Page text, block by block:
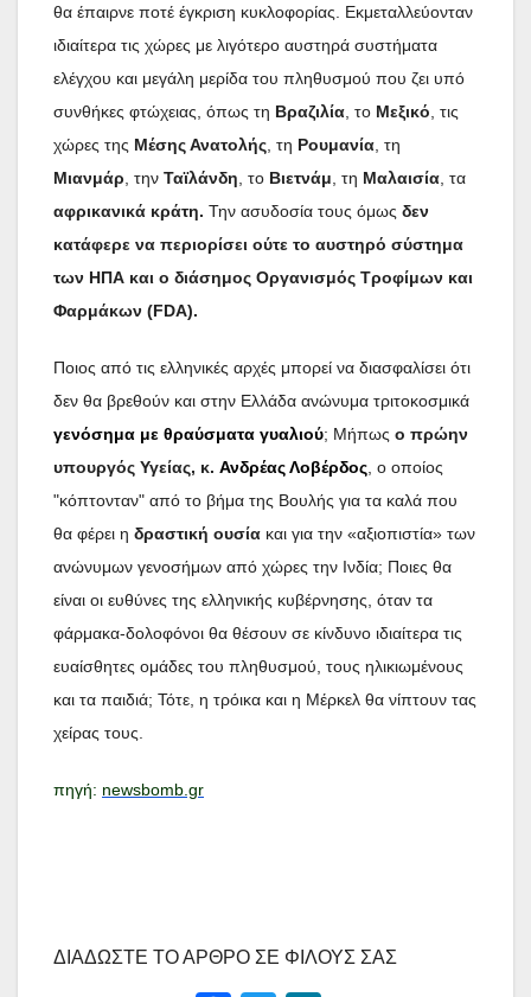
θα έπαιρνε ποτέ έγκριση κυκλοφορίας. Εκμεταλλεύονταν
ιδιαίτερα τις χώρες με λιγότερο αυστηρά συστήματα
ελέγχου και μεγάλη μερίδα του πληθυσμού που ζει υπό
συνθήκες φτώχειας, όπως τη Βραζιλία , το Μεξικό , τις
χώρες της Μέσης Ανατολής , τη Ρουμανία , τη
Μιανμάρ , την Ταϊλάνδη , το Βιετνάμ , τη Μαλαισία , τα
αφρικανικά κράτη. Την ασυδοσία τους όμως δεν
κατάφερε να περιορίσει ούτε το αυστηρό σύστημα
των ΗΠΑ και ο διάσημος Οργανισμός Τροφίμων και
Φαρμάκων (FDA).
Ποιος από τις ελληνικές αρχές μπορεί να διασφαλίσει ότι
δεν θα βρεθούν και στην Ελλάδα ανώνυμα τριτοκοσμικά
γενόσημα με θραύσματα γυαλιού; Μήπως ο πρώην
υπουργός Υγείας, κ. Ανδρέας Λοβέρδος , ο οποίος
"κόπτονταν" από το βήμα της Βουλής για τα καλά που
θα φέρει η δραστική ουσία και για την «αξιοπιστία» των
ανώνυμων γενοσήμων από χώρες την Ινδία; Ποιες θα
είναι οι ευθύνες της ελληνικής κυβέρνησης, όταν τα
φάρμακα-δολοφόνοι θα θέσουν σε κίνδυνο ιδιαίτερα τις
ευαίσθητες ομάδες του πληθυσμού, τους ηλικιωμένους
και τα παιδιά; Τότε, η τρόικα και η Μέρκελ θα νίπτουν τας
χείρας τους.
πηγή: newsbomb.gr
ΔΙΑΔΩΣΤΕ ΤΟ ΑΡΘΡΟ ΣΕ ΦΙΛΟΥΣ ΣΑΣ